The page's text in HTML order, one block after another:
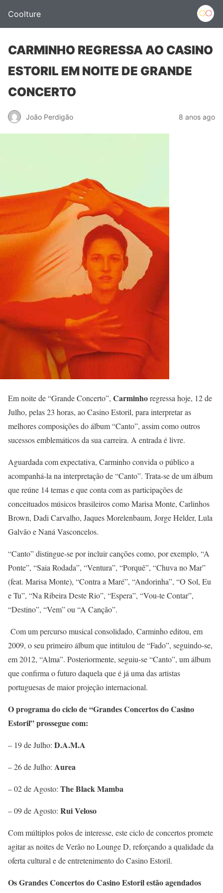
Coolture
CARMINHO REGRESSA AO CASINO
ESTORIL EM NOITE DE GRANDE
CONCERTO
João Perdigão 8 anos ago
Em noite de “Grande Concerto”, Carminhoregressa hoje, 12 de
Julho, pelas 23 horas, ao Casino Estoril, para interpretar as
melhores composições do álbum “Canto”, assim como outros
sucessos emblemáticos da sua carreira. A entrada é livre.
Aguardada com expectativa, Carminho convida o público a
acompanhá-la na interpretação de “Canto”. Trata-se de um álbum
que reúne 14 temas e que conta com as participações de
conceituados músicos brasileiros como Marisa Monte, Carlinhos
Brown, Dadi Carvalho, Jaques Morelenbaum, Jorge Helder, Lula
Galvão e Naná Vasconcelos.
“Canto” distingue-se por incluir canções como, por exemplo, “A
Ponte”, “Saia Rodada”, “Ventura”, “Porquê”, “Chuva no Mar”
(feat. Marisa Monte), “Contra a Maré”, “Andorinha”, “O Sol, Eu
e Tu”, “Na Ribeira Deste Rio”, “Espera”, “Vou-te Contar”,
“Destino”, “Vem” ou “A Canção”.
Com um percurso musical consolidado, Carminho editou, em
2009, o seu primeiro álbum que intitulou de “Fado”, seguindo-se,
em 2012, “Alma”. Posteriormente, seguiu-se “Canto”, um álbum
que confirma o futuro daquela que é já uma das artistas
portuguesas de maior projeção internacional.
O programa do ciclo de “Grandes Concertos do Casino
Estoril” prossegue com:
– 19 de Julho: D.A.M.A
– 26 de Julho: Aurea
– 02 de Agosto: The Black Mamba
– 09 de Agosto: Rui Veloso
Com múltiplos polos de interesse, este ciclo de concertos promete
agitar as noites de Verão no Lounge D, reforçando a qualidade da
oferta cultural e de entretenimento do Casino Estoril.
Os Grandes Concertos do Casino Estoril estão agendados